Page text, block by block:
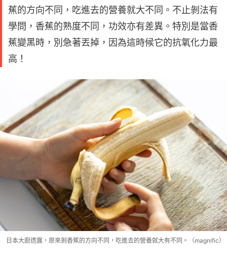
蕉的方向不同，吃進去的營養就大不同。不止剝法有
學問，香蕉的熟度不同，功效亦有差異。特別是當香
蕉變黑時，別急著丟掉，因為這時候它的抗氧化力最
高！
日本大廚透露，原來剝香蕉的方向不同，吃進去的營養就大有不同。（magnific）